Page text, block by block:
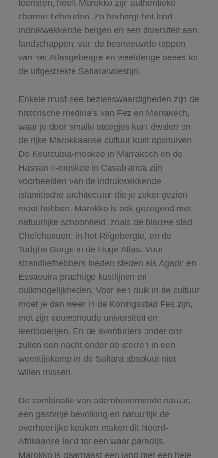
toeristen, heeft Marokko zijn authentieke
charme behouden. Zo herbergt het land
indrukwekkende bergen en een diversiteit aan
landschappen, van de besneeuwde toppen
van het Atlasgebergte en weelderige oases tot
de uitgestrekte Saharawoestijn.
Enkele must-see bezienswaardigheden zijn de
historische medina’s van Fez en Marrakech,
waar je door smalle steegjes kunt dwalen en
de rijke Marokkaanse cultuur kunt opsnuiven.
De Koutoubia-moskee in Marrakech en de
Hassan II-moskee in Casablanca zijn
voorbeelden van de indrukwekkende
islamitische architectuur die je zeker gezien
moet hebben. Marokko is ook gezegend met
natuurlijke schoonheid, zoals de blauwe stad
Chefchaouen, in het Rifgebergte, en de
Todgha Gorge in de Hoge Atlas. Voor
strandliefhebbers bieden steden als Agadir en
Essaouira prachtige kustlijnen en
duikmogelijkheden. Voor een duik in de cultuur
moet je dan weer in de Koningsstad Fes zijn,
met zijn eeuwenoude universiteit en
leerlooierijen. En de avonturiers onder ons
zullen een nacht onder de sterren in een
woestijnkamp in de Sahara absoluut niet
willen missen.
De combinatie van adembenemende natuur,
een gastvrije bevolking en natuurlijk de
overheerlijke keuken maken dit Noord-
Afrikaanse land tot een waar paradijs.
Marokko is daarnaast een land met een hele